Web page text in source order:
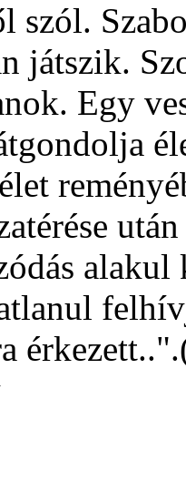
szól.
játszik.
Egy